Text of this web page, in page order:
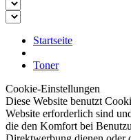
Startseite
Toner
Cookie-Einstellungen
Diese Website benutzt
Website erforderlich sind
die den Komfort bei